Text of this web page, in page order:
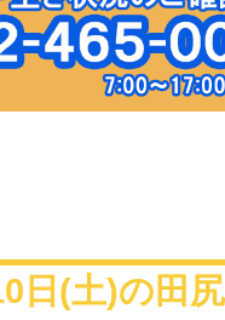
日(土)の田